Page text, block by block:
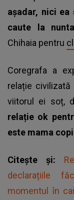
așadar, nici
caute la
Chihaia pentru
Coregrafa a
relație
viitorul ei soț,
relație ok
este mama
Citește și:
declarațiile
momentul în